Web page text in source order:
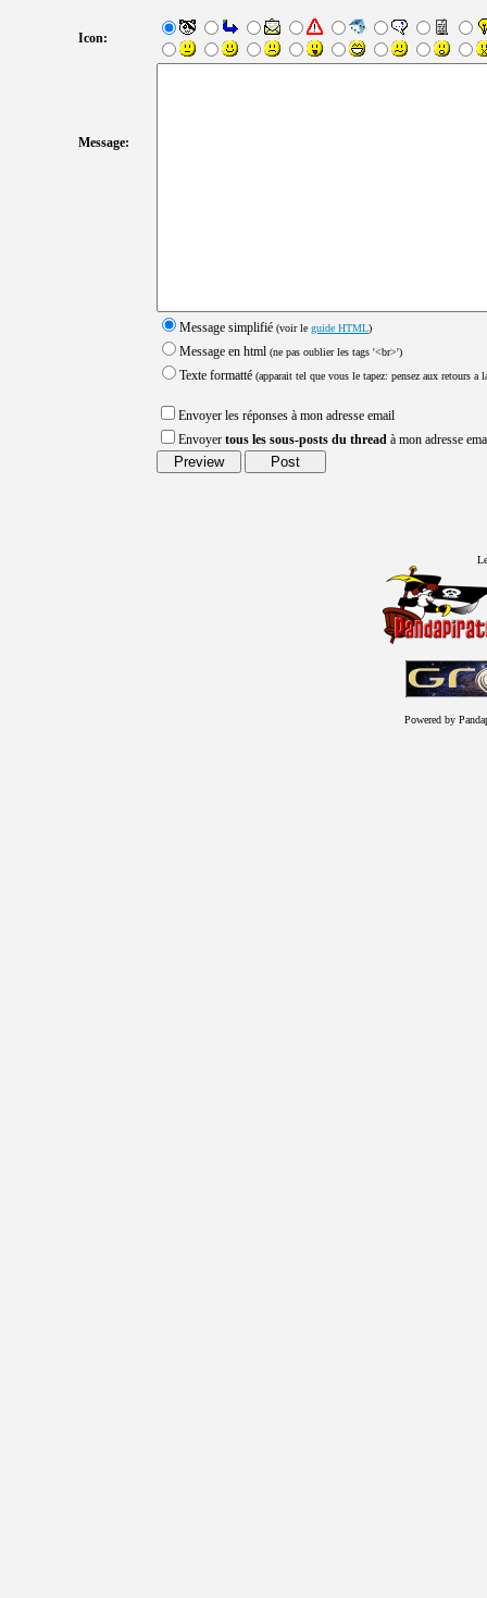
Icon:
Message:
Message simplifié (voir le guide HTML)
Message en html (ne pas oublier les tags '<br>')
Texte formatté (apparait tel que vous le tapez: pensez aux retours a
Envoyer les réponses à mon adresse email
Envoyer tous les sous-posts du thread à mon adresse
Powered by